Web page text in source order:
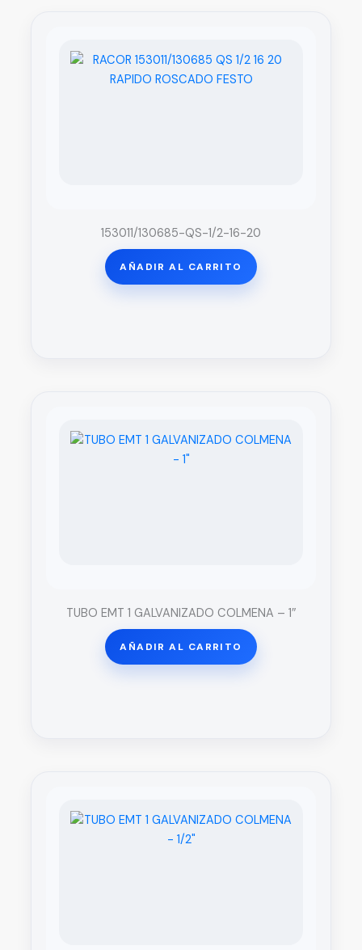
153011/130685-QS-1/2-16-20
AÑADIR AL CARRITO
TUBO EMT 1 GALVANIZADO COLMENA – 1″
AÑADIR AL CARRITO